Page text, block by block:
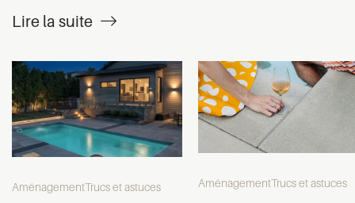
Lire la suite
AménagementTrucs et astuces AménagementTrucs et astuces